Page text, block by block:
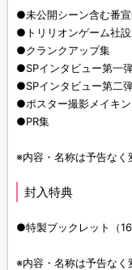
●未公開シーン含む番
●トリリオンゲーム社
●クランクアップ集
●SPインタビュー第一
●SPインタビュー第二
●ポスター撮影メイキ
●PR集
※内容・名称は予告なく
封入特典
●特製ブックレット（
※内容・名称は予告なく